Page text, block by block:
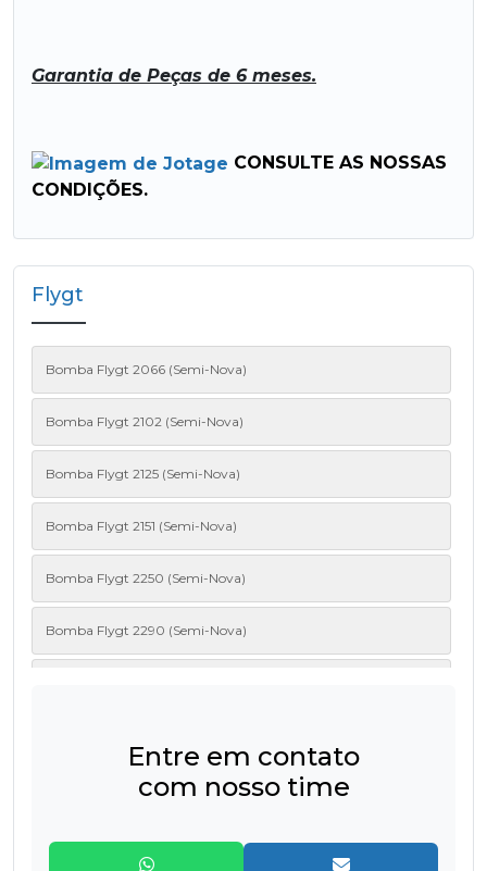
Garantia de Peças de 6 meses.
CONSULTE AS NOSSAS
CONDIÇÕES.
Flygt
Bomba Flygt 2066 (Semi-Nova)
Bomba Flygt 2102 (Semi-Nova)
Bomba Flygt 2125 (Semi-Nova)
Bomba Flygt 2151 (Semi-Nova)
Bomba Flygt 2250 (Semi-Nova)
Bomba Flygt 2290 (Semi-Nova)
Bomba FLYGT 3085 (MT/HT) (Semi-Nova)
Bomba FLYGT 3101 (MT/HT) (Semi-Nova)
Entre em contato
com nosso time